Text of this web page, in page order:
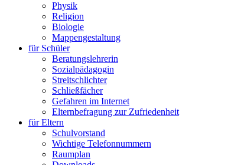
Physik
Religion
Biologie
Mappengestaltung
für Schüler
Beratungslehrerin
Sozialpädagogin
Streitschlichter
Schließfächer
Gefahren im Internet
Elternbefragung zur Zufriedenheit
für Eltern
Schulvorstand
Wichtige Telefonnummern
Raumplan